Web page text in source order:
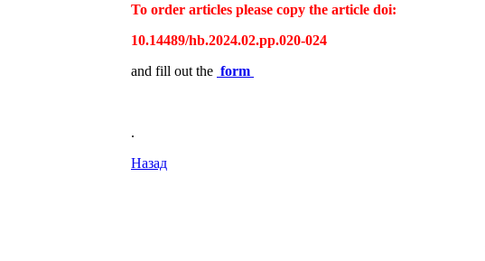
To order articles please copy the article doi:
10.14489/hb.2024.02.pp.020-024
and fill out the form
.
Назад